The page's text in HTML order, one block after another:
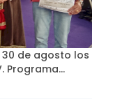
30 de agosto los
Programa…